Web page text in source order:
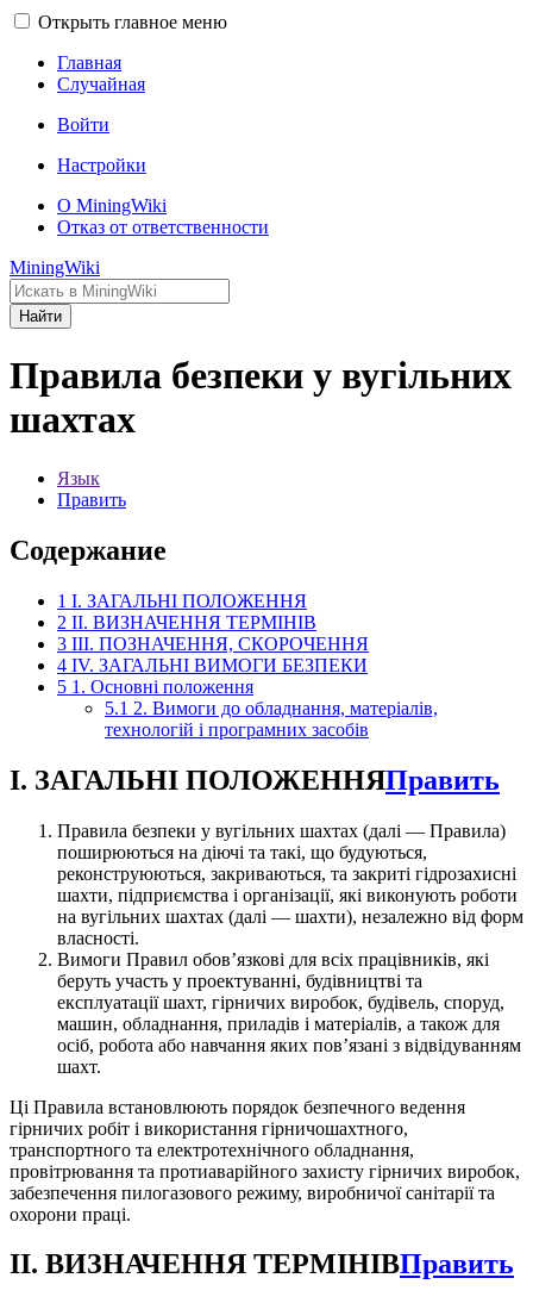
Открыть главное меню
Главная
Случайная
Войти
Настройки
О MiningWiki
Отказ от ответственности
MiningWiki
Найти
Правила безпеки у вугільних
шахтах
Язык
Править
Содержание
1 I. ЗАГАЛЬНІ ПОЛОЖЕННЯ
2 II. ВИЗНАЧЕННЯ ТЕРМІНІВ
3 III. ПОЗНАЧЕННЯ, СКОРОЧЕННЯ
4 IV. ЗАГАЛЬНІ ВИМОГИ БЕЗПЕКИ
5 1. Основні положення
5.1 2. Вимоги до обладнання, матеріалів,
технологій і програмних засобів
I. ЗАГАЛЬНІ ПОЛОЖЕННЯПравить
Правила безпеки у вугільних шахтах (далі — Правила)
поширюються на діючі та такі, що будуються,
реконструюються, закриваються, та закриті гідрозахисні
шахти, підприємства і організації, які виконують роботи
на вугільних шахтах (далі — шахти), незалежно від форм
власності.
Вимоги Правил обов’язкові для всіх працівників, які
беруть участь у проектуванні, будівництві та
експлуатації шахт, гірничих виробок, будівель, споруд,
машин, обладнання, приладів і матеріалів, а також для
осіб, робота або навчання яких пов’язані з відвідуванням
шахт.
Ці Правила встановлюють порядок безпечного ведення
гірничих робіт і використання гірничошахтного,
транспортного та електротехнічного обладнання,
провітрювання та протиаварійного захисту гірничих виробок,
забезпечення пилогазового режиму, виробничої санітарії та
охорони праці.
II. ВИЗНАЧЕННЯ ТЕРМІНІВПравить